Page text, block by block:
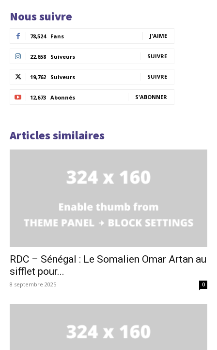
Nous suivre
78,524 Fans J'AIME
22,658 Suiveurs SUIVRE
19,762 Suiveurs SUIVRE
12,673 Abonnés S'ABONNER
Articles similaires
RDC – Sénégal : Le Somalien Omar Artan au
sifflet pour...
8 septembre 2025 0